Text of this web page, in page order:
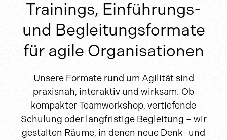
Trainings, Einführungs-
und Begleitungsformate
für agile Organisationen
Unsere Formate rund um Agilität sind
praxisnah, interaktiv und wirksam. Ob
kompakter Teamworkshop, vertiefende
Schulung oder langfristige Begleitung – wir
gestalten Räume, in denen neue Denk- und